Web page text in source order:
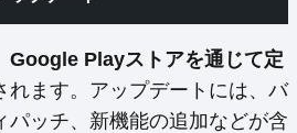
Google Playストアを通じて定
れます。アップデートには、バ
パッチ、新機能の追加などが含